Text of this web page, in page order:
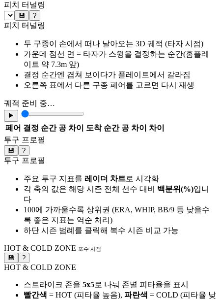
피치 터널링
💾 ?
피치 터널링
두 구종이 손에서 떠나 날아오는 3D 궤적 (타자 시점)
가운데 점선 면 = 타자가 스윙을 결정하는 순간(홈플레
이트 약 7.3m 앞)
결정 순간엔 겹쳐 보이다가 플레이트에서 갈라짐
오른쪽 표에서 다른 구종 페어를 고르면 다시 재생
궤적 준비 중…
▶
페어 결정 순간 공 차이 도착 순간 공 차이
차이
투구 프로필
💾 ?
투구 프로필
주요 투구 지표를 레이더 차트로 시각화
각 축의 값은 해당 시즌 전체 선수 대비 백분위(%)입니
다
100에 가까울수록 상위권 (ERA, WHIP, BB/9 등 낮을수
록 좋은 지표는 역순 처리)
하단 시즌 범례를 클릭해 복수 시즌 비교 가능
HOT & COLD ZONE 포수 시점
💾 ?
HOT & COLD ZONE
스트라이크 존을 5x5로 나눠 존별 피타율을 표시
빨간색 = HOT (피타율 높음), 파란색 = COLD (피타율 낮